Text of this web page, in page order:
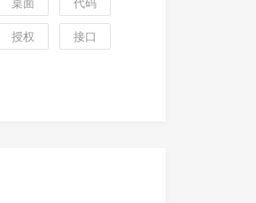
授权 接口